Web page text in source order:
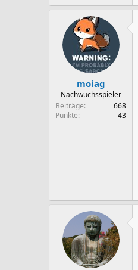
moiag
Nachwuchsspieler
Beiträge
668
Punkte
43